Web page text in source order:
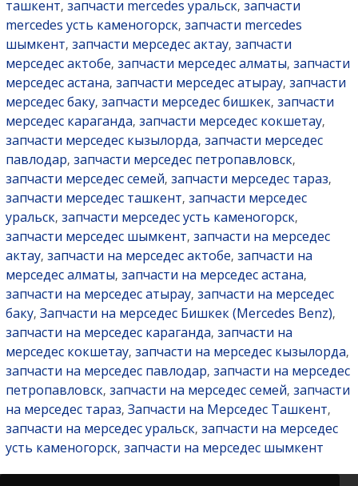
ташкент, запчасти mercedes уральск, запчасти
mercedes усть каменогорск, запчасти mercedes
шымкент, запчасти мерседес актау, запчасти
мерседес актобе, запчасти мерседес алматы, запчасти
мерседес астана, запчасти мерседес атырау, запчасти
мерседес баку, запчасти мерседес бишкек, запчасти
мерседес караганда, запчасти мерседес кокшетау,
запчасти мерседес кызылорда, запчасти мерседес
павлодар, запчасти мерседес петропавловск,
запчасти мерседес семей, запчасти мерседес тараз,
запчасти мерседес ташкент, запчасти мерседес
уральск, запчасти мерседес усть каменогорск,
запчасти мерседес шымкент, запчасти на мерседес
актау, запчасти на мерседес актобе, запчасти на
мерседес алматы, запчасти на мерседес астана,
запчасти на мерседес атырау, запчасти на мерседес
баку, Запчасти на мерседес Бишкек (Mercedes Benz),
запчасти на мерседес караганда, запчасти на
мерседес кокшетау, запчасти на мерседес кызылорда,
запчасти на мерседес павлодар, запчасти на мерседес
петропавловск, запчасти на мерседес семей, запчасти
на мерседес тараз, Запчасти на Мерседес Ташкент,
запчасти на мерседес уральск, запчасти на мерседес
усть каменогорск, запчасти на мерседес шымкент